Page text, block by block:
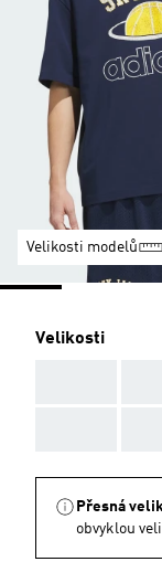
Velikosti modelů
Velikosti
Přesná
obvyklou